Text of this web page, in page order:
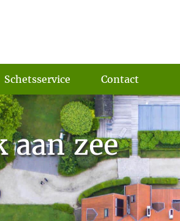
Schetsservice Contact
zee